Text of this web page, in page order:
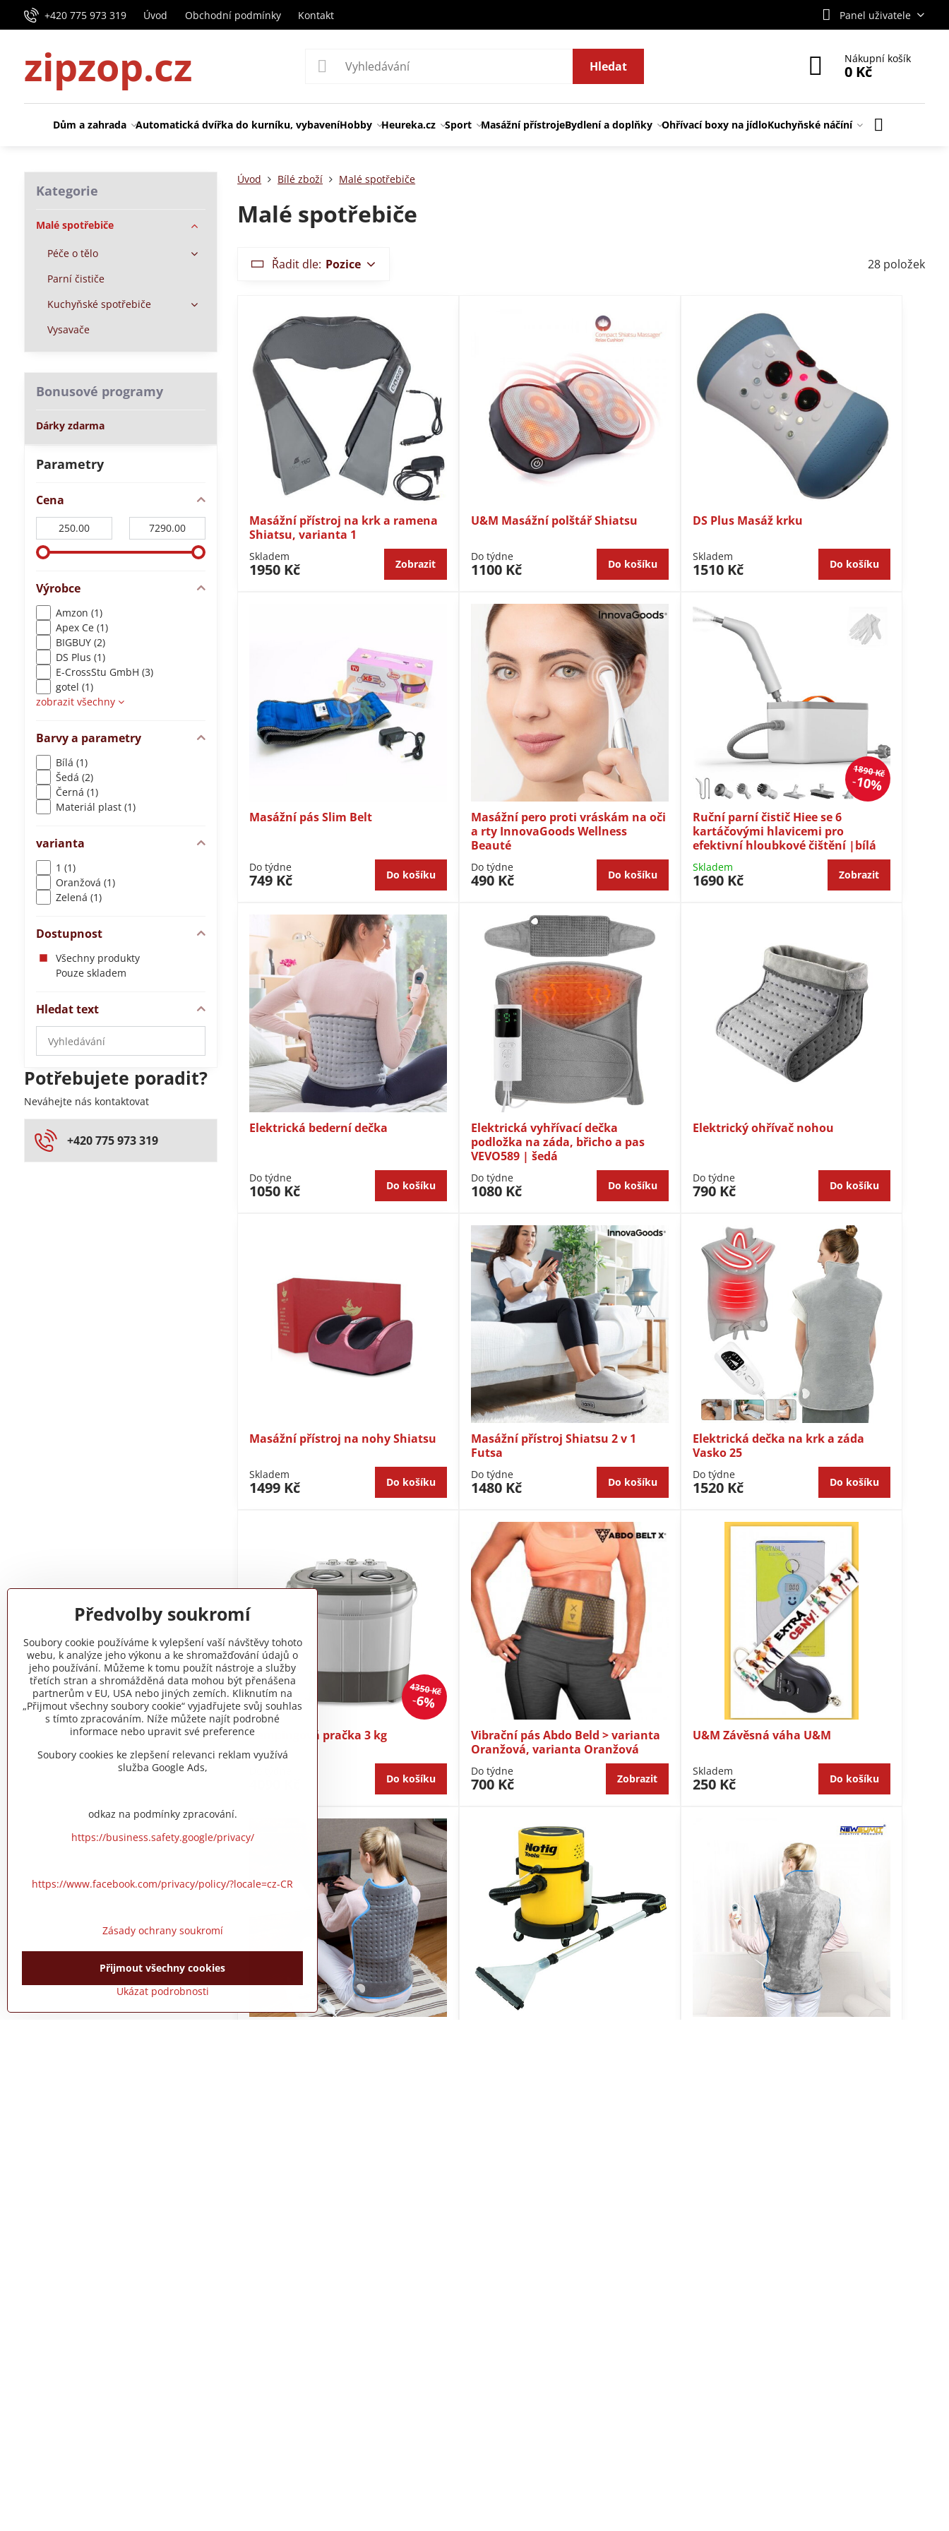
+420 775 973 319 Úvod Obchodní podmínky Kontakt Panel uživatele
zipzop.cz Hledat
Nákupní košík
0 Kč
Dům a zahrada Automatická dvířka do kurníku, vybaveníHobby Heureka.cz Sport Masážní přístrojeBydlení a doplňky Ohřívací boxy na jídloKuchyňské náčíní
Úvod Bílé zboží Malé spotřebiče
Malé spotřebiče
Řadit dle: Pozice 28 položek
Masážní přístroj na krk a ramena
Shiatsu, varianta 1
Skladem
1950 Kč Zobrazit
U&M Masážní polštář Shiatsu
Do týdne
1100 Kč Do košíku
DS Plus Masáž krku
Skladem
1510 Kč Do košíku
Masážní pás Slim Belt
Do týdne
749 Kč Do košíku
Masážní pero proti vráskám na oči
a rty InnovaGoods Wellness
Beauté
Do týdne
490 Kč Do košíku
1890 Kč
10%
Ruční parní čistič Hiee se 6
kartáčovými hlavicemi pro
efektivní hloubkové čištění |bílá
Skladem
1690 Kč Zobrazit
Elektrická bederní dečka
Do týdne
1050 Kč Do košíku
Elektrická vyhřívací dečka
podložka na záda, břicho a pas
VEVO589 | šedá
Do týdne
1080 Kč Do košíku
Elektrický ohřívač nohou
Do týdne
790 Kč Do košíku
Masážní přístroj na nohy Shiatsu
Skladem
1499 Kč Do košíku
Masážní přístroj Shiatsu 2 v 1
Futsa
Do týdne
1480 Kč Do košíku
Elektrická dečka na krk a záda
Vasko 25
Do týdne
1520 Kč Do košíku
4350 Kč
6%
Kempingová pračka 3 kg
Do košíku
Vibrační pás Abdo Beld > varianta
Oranžová, varianta Oranžová
Do týdne
700 Kč Zobrazit
U&M Závěsná váha U&M
Skladem
250 Kč Do košíku
Parametry
Cena
Výrobce
Amzon (1)
Apex Ce (1)
BIGBUY (2)
DS Plus (1)
E-CrossStu GmbH​ (3)
gotel (1)
zobrazit všechny
Barvy a parametry
Bílá (1)
Šedá (2)
Černá (1)
Materiál plast (1)
varianta
1 (1)
Oranžová (1)
Zelená (1)
Dostupnost
Všechny produkty
Pouze skladem
Hledat text
Prohledat
výsledky
filtru
fulltextem
Potřebujete poradit?
Neváhejte nás kontaktovat
+420 775 973 319
Kategorie
Malé spotřebiče
Péče o tělo
Parní čističe
Kuchyňské spotřebiče
Vysavače
Bonusové programy
Dárky zdarma
Předvolby soukromí
Soubory cookie používáme k vylepšení vaší návštěvy tohoto
webu, k analýze jeho výkonu a ke shromažďování údajů o
jeho používání. Můžeme k tomu použít nástroje a služby
třetích stran a shromážděná data mohou být přenášena
partnerům v EU, USA nebo jiných zemích. Kliknutím na
„Přijmout všechny soubory cookie“ vyjadřujete svůj souhlas
s tímto zpracováním. Níže můžete najít podrobné
informace nebo upravit své preference
Soubory cookies ke zlepšení relevanci reklam využívá
služba Google Ads,
odkaz na podmínky zpracování.
https://business.safety.google/privacy/
https://www.facebook.com/privacy/policy/?locale=cz-CR
Zásady ochrany soukromí
Ukázat podrobnosti
Přijmout všechny cookies